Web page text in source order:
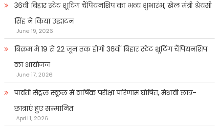
36वीं बिहार स्टेट शूटिंग चैंपियनशिप का भव्य शुभारंभ, खेल मंत्री श्रेयसी
सिंह ने किया उद्घाटन
June 19, 2026
बिक्रम में 19 से 22 जून तक होगी 36वीं बिहार स्टेट शूटिंग चैंपियनशिप
का आयोजन
June 17, 2026
पार्वती सेंट्रल स्कूल में वार्षिक परीक्षा परिणाम घोषित, मेधावी छात्र-
छात्राएं हुए सम्मानित
April 1, 2026